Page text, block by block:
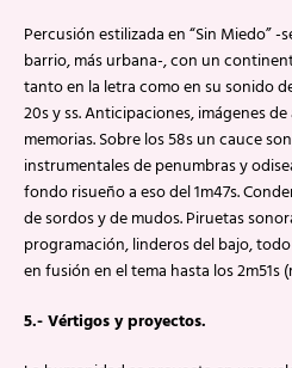
Percusión estilizada en “Sin Miedo”
barrio, más urbana-, con un
tanto en la letra como en su sonido
20s y ss. Anticipaciones, imágenes
memorias. Sobre los 58s un cauce
instrumentales de penumbras y
fondo risueño a eso del 1m47s.
de sordos y de mudos. Piruetas
programación, linderos del bajo,
en fusión en el tema hasta los 2m51s
5.- Vértigos y proyectos.